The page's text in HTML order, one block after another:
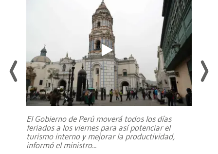
El Gobierno de Perú moverá todos los días
feriados a los viernes para así potenciar el
turismo interno y mejorar la productividad,
informó el ministro...